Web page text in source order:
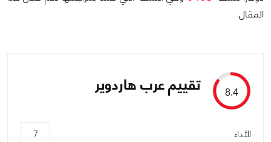
المقال.
8.4 تقييم عرب هاردوير
الأداء 7